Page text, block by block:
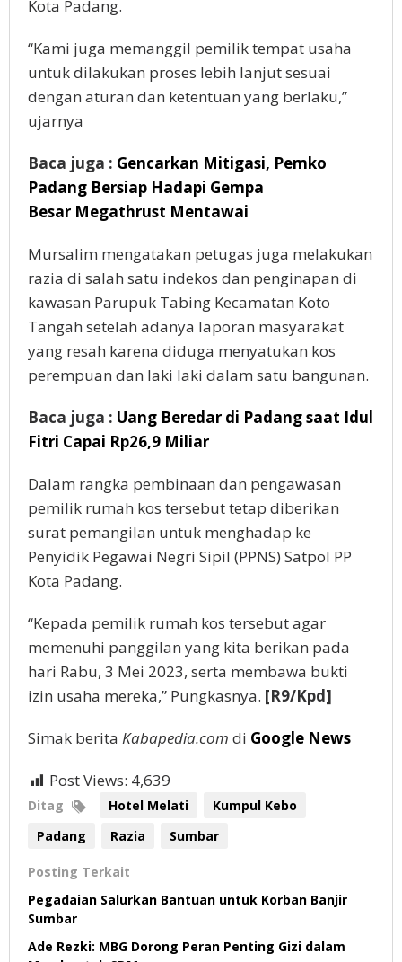
Kota Padang.
“Kami juga memanggil pemilik tempat usaha
untuk dilakukan proses lebih lanjut sesuai
dengan aturan dan ketentuan yang berlaku,”
ujarnya
Baca juga : Gencarkan Mitigasi, Pemko
Padang Bersiap Hadapi Gempa
Besar Megathrust Mentawai
Mursalim mengatakan petugas juga melakukan
razia di salah satu indekos dan penginapan di
kawasan Parupuk Tabing Kecamatan Koto
Tangah setelah adanya laporan masyarakat
yang resah karena diduga menyatukan kos
perempuan dan laki laki dalam satu bangunan.
Baca juga : Uang Beredar di Padang saat Idul
Fitri Capai Rp26,9 Miliar
Dalam rangka pembinaan dan pengawasan
pemilik rumah kos tersebut tetap diberikan
surat pemangilan untuk menghadap ke
Penyidik Pegawai Negri Sipil (PPNS) Satpol PP
Kota Padang.
“Kepada pemilik rumah kos tersebut agar
memenuhi panggilan yang kita berikan pada
hari Rabu, 3 Mei 2023, serta membawa bukti
izin usaha mereka,” Pungkasnya. [R9/Kpd]
Simak berita Kabapedia.com di Google News
Post Views: 4,639
Ditag Hotel Melati
Kumpul Kebo
Padang
Razia Sumbar
Posting Terkait
Pegadaian Salurkan Bantuan untuk Korban Banjir
Sumbar
Ade Rezki: MBG Dorong Peran Penting Gizi dalam